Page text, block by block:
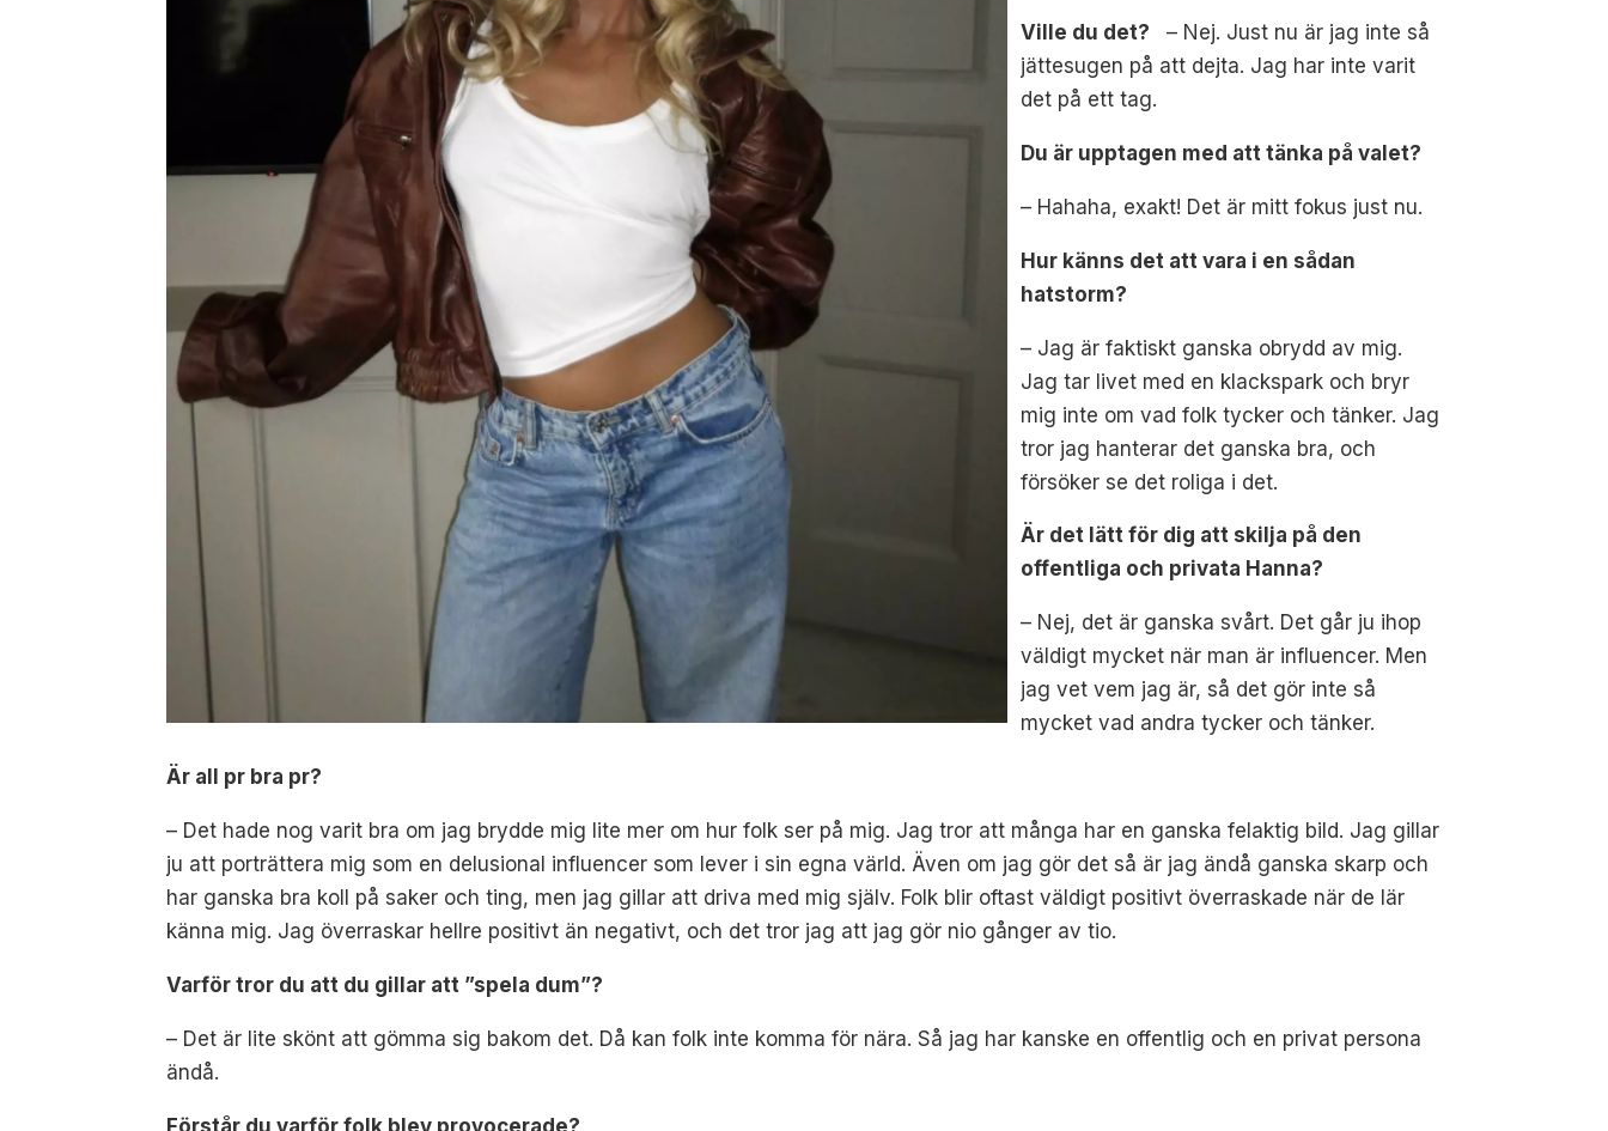
Ville du det?– Nej. Just nu är jag inte så
jättesugen på att dejta. Jag har inte varit
det på ett tag.
Du är upptagen med att tänka på valet?
– Hahaha, exakt! Det är mitt fokus just nu.
Hur känns det att vara i en sådan
hatstorm?
– Jag är faktiskt ganska obrydd av mig.
Jag tar livet med en klackspark och bryr
mig inte om vad folk tycker och tänker. Jag
tror jag hanterar det ganska bra, och
försöker se det roliga i det.
Är det lätt för dig att skilja på den
offentliga och privata Hanna?
– Nej, det är ganska svårt. Det går ju ihop
väldigt mycket när man är influencer. Men
jag vet vem jag är, så det gör inte så
mycket vad andra tycker och tänker.
Är all pr bra pr?
– Det hade nog varit bra om jag brydde mig lite mer om hur folk ser på mig. Jag tror att många har en ganska felaktig bild. Jag gillar
ju att porträttera mig som en delusional influencer som lever i sin egna värld. Även om jag gör det så är jag ändå ganska skarp och
har ganska bra koll på saker och ting, men jag gillar att driva med mig själv. Folk blir oftast väldigt positivt överraskade när de lär
känna mig. Jag överraskar hellre positivt än negativt, och det tror jag att jag gör nio gånger av tio.
Varför tror du att du gillar att ”spela dum”?
– Det är lite skönt att gömma sig bakom det. Då kan folk inte komma för nära. Så jag har kanske en offentlig och en privat persona
ändå.